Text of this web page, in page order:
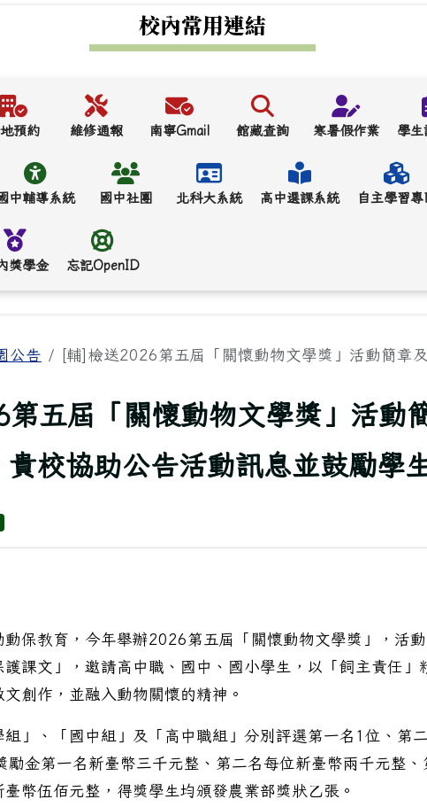
校內常用連結
預約 維修通報 南寧Gmail 館藏查詢 寒暑假作業 學生
中輔導系統 國中社團 北科大系統 高中選課系統 自主學習專
獎學金 忘記OpenID
公告 [輔]檢送2026第五屆「關懷動物文學獎」活動簡章
第五屆「關懷動物文學獎」活動
校協助公告活動訊息並鼓勵學
動保教育，今年舉辦2026第五屆「關懷動物文學獎」，活
課文」，邀請高中職、國中、國小學生，以「飼主責任」
創作，並融入動物關懷的精神。
組」、「國中組」及「高中職組」分別評選第一名1位、第
勵金第一名新臺幣三千元整、第二名每位新臺幣兩千元整、
幣伍佰元整，得獎學生均頒發農業部獎狀乙張。